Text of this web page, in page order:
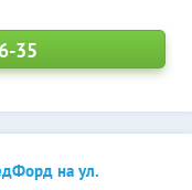
35
на ул.